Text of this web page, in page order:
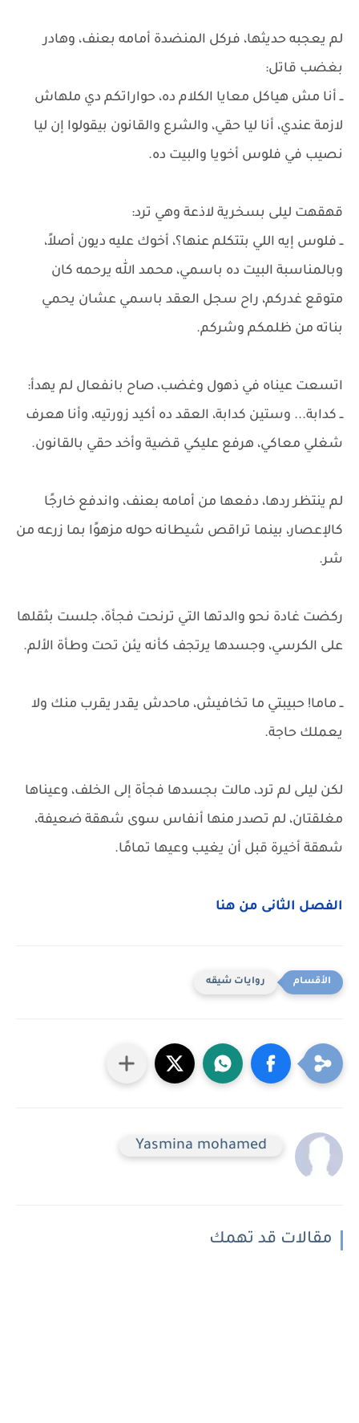
لم يعجبه حديثها، فركل المنضدة أمامه بعنف، وهادر
بغضب قاتل:
ــ أنا مش هياكل معايا الكلام ده، حواراتكم دي ملهاش
لازمة عندي، أنا ليا حقي، والشرع والقانون بيقولوا إن ليا
نصيب في فلوس أخويا والبيت ده.
قهقهت ليلى بسخرية لاذعة وهي ترد:
ــ فلوس إيه اللي بتتكلم عنها؟، أخوك عليه ديون أصلاً،
وبالمناسبة البيت ده باسمي، محمد الله يرحمه كان
متوقع غدركم، راح سجل العقد باسمي عشان يحمي
بناته من ظلمكم وشركم.
اتسعت عيناه في ذهول وغضب، صاح بانفعال لم يهدأ:
ــ كدابة... وستين كدابة، العقد ده أكيد زورتيه، وأنا هعرف
شغلي معاكي، هرفع عليكي قضية وأخد حقي بالقانون.
لم ينتظر ردها، دفعها من أمامه بعنف، واندفع خارجًا
كالإعصار، بينما تراقص شيطانه حوله مزهوًا بما زرعه من
شر.
ركضت غادة نحو والدتها التي ترنحت فجأة، جلست بثقلها
على الكرسي، وجسدها يرتجف كأنه يئن تحت وطأة الألم.
ــ ماما! حبيبتي ما تخافيش، ماحدش يقدر يقرب منك ولا
يعملك حاجة.
لكن ليلى لم ترد، مالت بجسدها فجأة إلى الخلف، وعيناها
مغلقتان، لم تصدر منها أنفاس سوى شهقة ضعيفة،
شهقة أخيرة قبل أن يغيب وعيها تمامًا.
الفصل الثانى من هنا
روايات شيقه
Yasmina mohamed
مقالات قد تهمك